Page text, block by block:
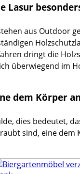
Lasur
aus Outdoor
dringt die
überwiegend im
dem Körper
dies bedeutet,
sind, eine dem